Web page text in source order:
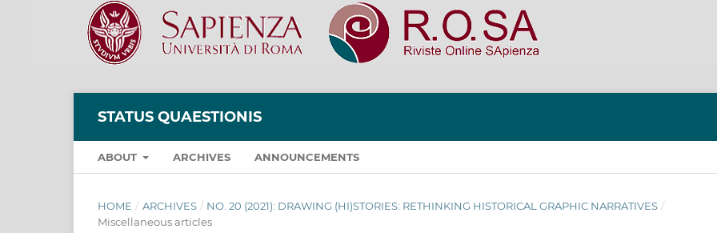
STATUS QUAESTIONIS
ABOUT ARCHIVES ANNOUNCEMENTS
HOME / ARCHIVES / NO. 20 (2021): DRAWING (HI)STORIES: RETHINKING HISTORICAL GRAPHIC NARRATIVES /
Miscellaneous articles